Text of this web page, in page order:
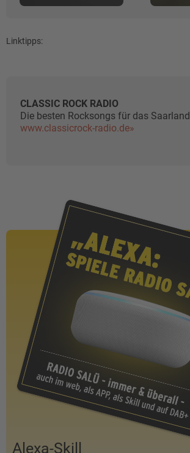
Linktipps:
CLASSIC ROCK RADIO
Die besten Rocksongs für das Saarland
www.classicrock-radio.de»
Alexa-Skill